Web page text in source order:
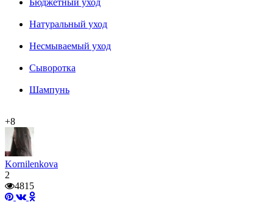
Натуральный уход
Несмываемый уход
Сыворотка
Шампунь
+8
Kornilenkova
2
4815